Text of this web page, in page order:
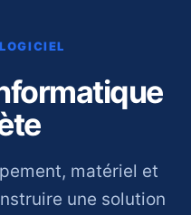
matériel et
une solution